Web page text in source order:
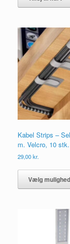
49,00 kr..
Kabel Strips –
m. Velcro, 10 stk.
29,00kr.
Vælg